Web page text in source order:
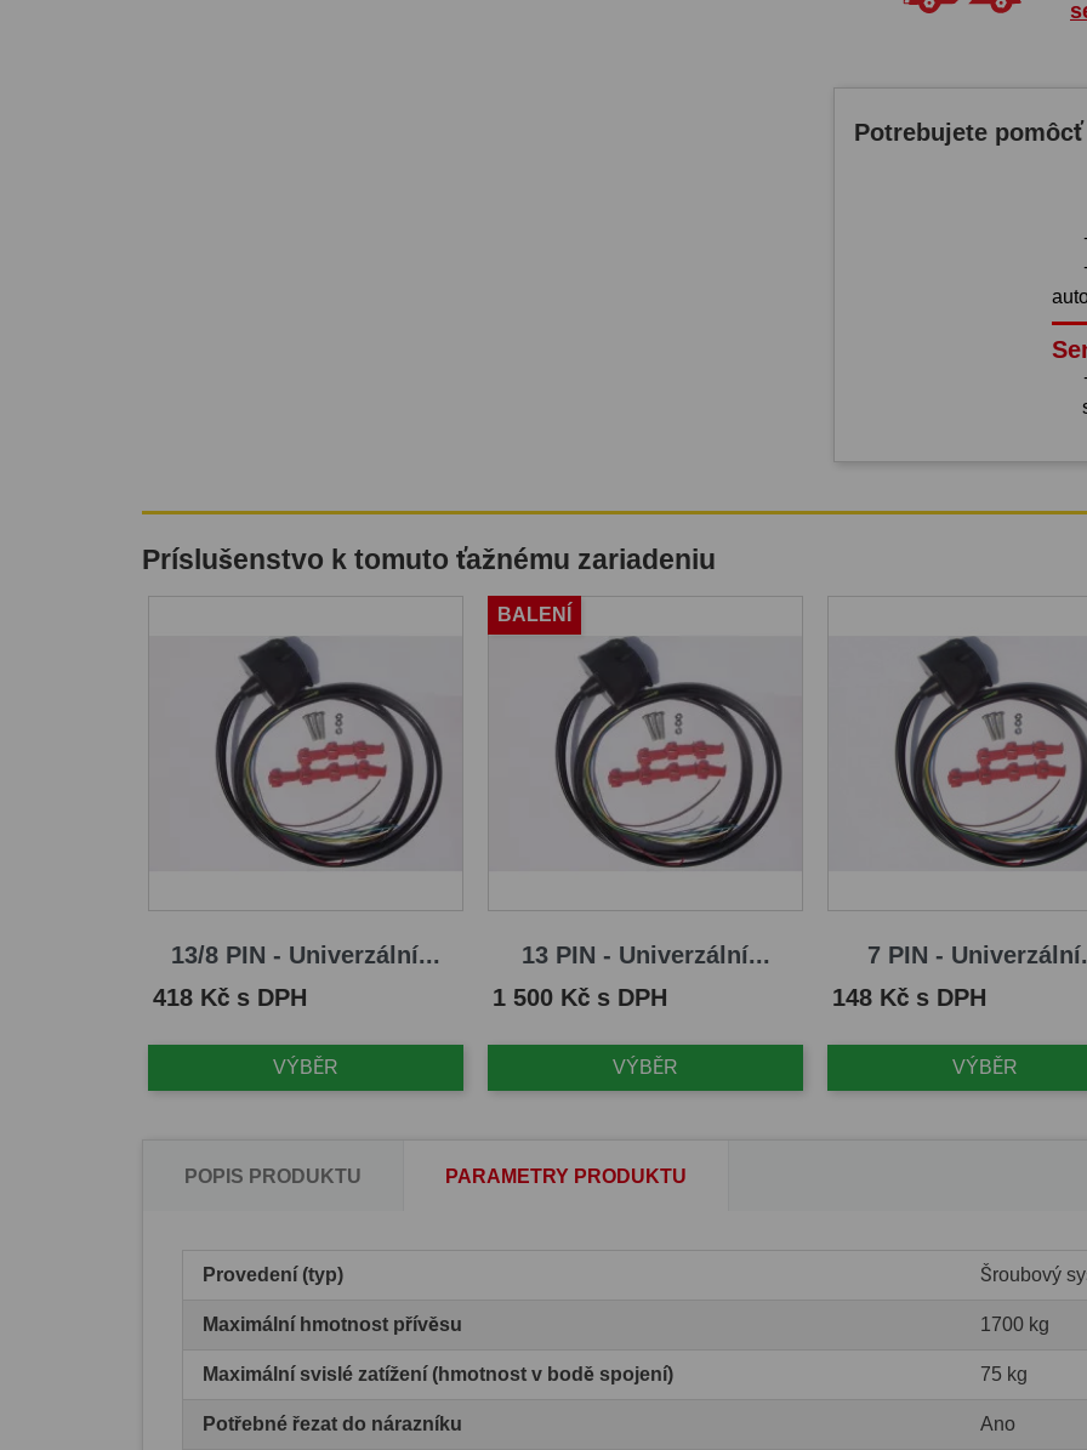
Potrebujete
Príslušenstvo k tomuto ťažnému zariadeniu
13/8 PIN - Univerzální...
Cena
418 Kč s DPH
VÝBĚR
13 PIN - Univerzální...
Cena
1 500 Kč s DPH
VÝBĚR
BALENÍ
7 PIN -
Cena
148 Kč s DPH
VÝBĚR
POPIS PRODUKTU PARAMETRY PRODUKTU
Provedení (typ) Šroubový
Maximální hmotnost přívěsu 1700 kg
Maximální svislé zatížení (hmotnost v bodě spojení) 75 kg
Potřebné řezat do nárazníku Ano